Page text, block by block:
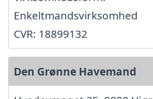
Enkeltmandsvirksomhed
CVR: 18899132
Den Grønne Havemand